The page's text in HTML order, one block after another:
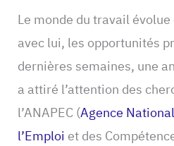
Le monde du travail
avec lui, les opportunités
dernières semaines, une
a attiré l’attention des
l’ANAPEC (Agence
l’Emploi et des